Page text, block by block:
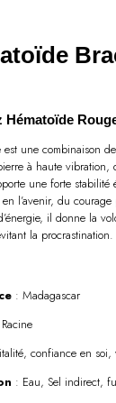
Hématoïde
une combinaison
à haute vibration,
une forte
l’avenir, du
il donne la
la procrastination.
: Madagascar
confiance en soi,
: Eau, Sel indirect,